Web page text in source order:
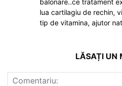
balonare..ce tratament
lua cartilagiu de rechin,
tip de vitamina, ajutor
LĂSAȚI UN